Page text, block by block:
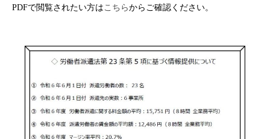
PDFで閲覧されたい方はこちらからご確認ください。